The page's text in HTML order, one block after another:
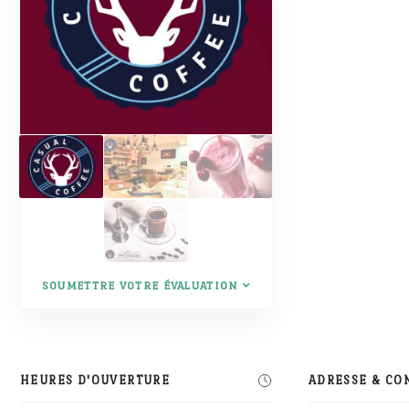
SOUMETTRE VOTRE ÉVALUATION
HEURES D'OUVERTURE ADRESSE &